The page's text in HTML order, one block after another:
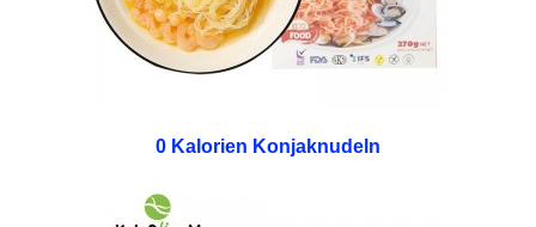
0 Kalorien Konjaknudeln